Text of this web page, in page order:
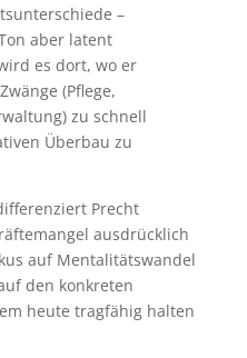
–
aber latent
es dort, wo er
(Pflege,
zu schnell
Überbau zu
Precht
ausdrücklich
auf Mentalitätswandel
den konkreten
heute tragfähig halten